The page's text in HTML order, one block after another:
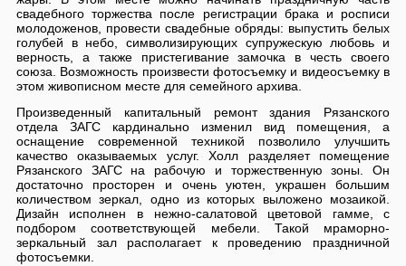
свадебного торжества после регистрации брака и росписи
молодоженов, провести свадебные обряды: выпустить белых
голубей в небо, символизирующих супружескую любовь и
верность, а также пристегивание замочка в честь своего
союза. Возможность произвести фотосъемку и видеосъемку в
этом живописном месте для семейного архива.
Произведенный капитальный ремонт здания Рязанского
отдела ЗАГС кардинально изменил вид помещения, а
оснащение современной техникой позволило улучшить
качество оказываемых услуг. Холл разделяет помещение
Рязанского ЗАГС на рабочую и торжественную зоны. Он
достаточно просторен и очень уютен, украшен большим
количеством зеркал, одно из которых выложено мозаикой.
Дизайн исполнен в нежно-салатовой цветовой гамме, с
подбором соответствующей мебели. Такой мраморно-
зеркальный зал располагает к проведению праздничной
фотосъемки.